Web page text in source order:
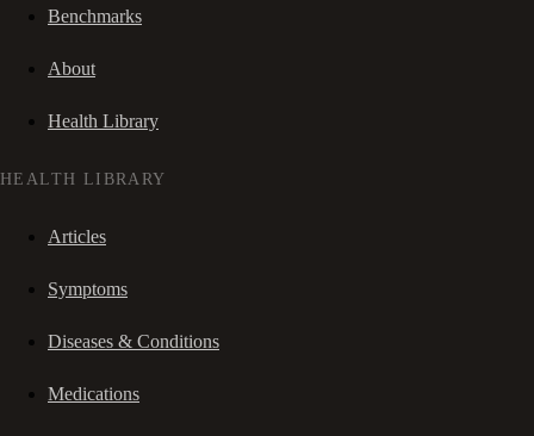
Benchmarks
About
Health Library
HEALTH LIBRARY
Articles
Symptoms
Diseases & Conditions
Medications